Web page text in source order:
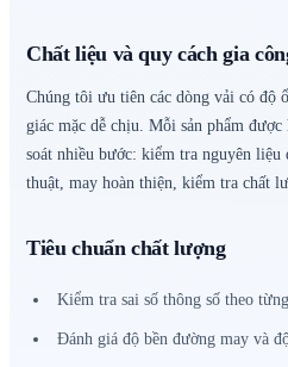
Chất liệu và quy cách gia
Chúng tôi ưu tiên các dòng vải có độ
giác mặc dễ chịu. Mỗi sản phẩm
soát nhiều bước: kiểm tra nguyên liệu
thuật, may hoàn thiện, kiểm tra chất
Tiêu chuẩn chất lượng
Kiểm tra sai số thông số theo
Đánh giá độ bền đường may và